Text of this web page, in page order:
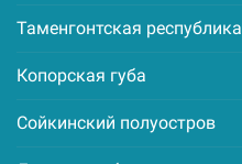
Таменгонтская республика
Копорская губа
Сойкинский полуостров